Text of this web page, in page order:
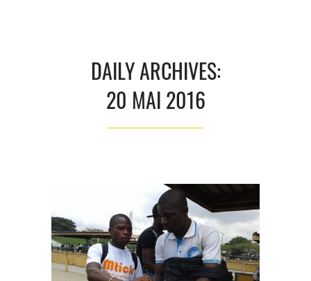
DAILY ARCHIVES:
20 MAI 2016